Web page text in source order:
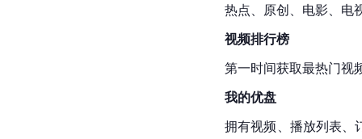
热点、原创、电影、电
视频排行榜
第一时间获取最热门视
我的优盘
拥有视频、播放列表、